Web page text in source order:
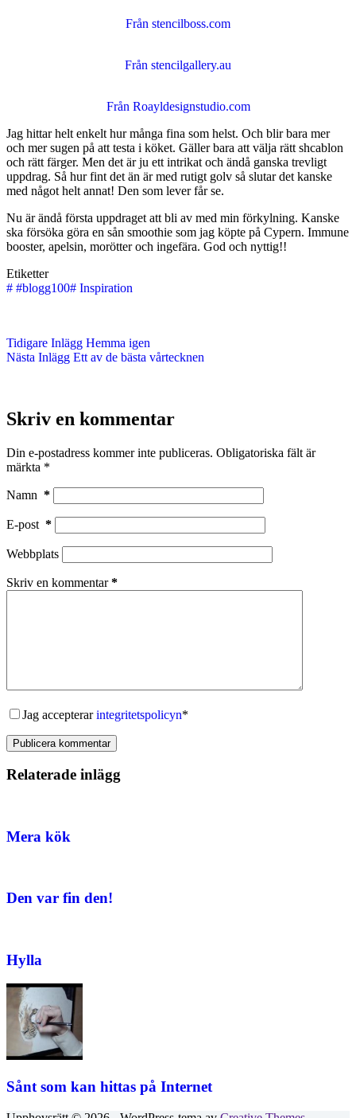
Från stencilboss.com
Från stencilgallery.au
Från Roayldesignstudio.com
Jag hittar helt enkelt hur många fina som helst. Och blir bara mer
och mer sugen på att testa i köket. Gäller bara att välja rätt shcablon
och rätt färger. Men det är ju ett intrikat och ändå ganska trevligt
uppdrag. Så hur fint det än är med rutigt golv så slutar det kanske
med något helt annat! Den som lever får se.
Nu är ändå första uppdraget att bli av med min förkylning. Kanske
ska försöka göra en sån smoothie som jag köpte på Cypern. Immune
booster, apelsin, morötter och ingefära. God och nyttig!!
Etiketter
# #blogg100# Inspiration
Tidigare Inlägg Hemma igen
Nästa Inlägg Ett av de bästa vårtecknen
Skriv en kommentar
Din e-postadress kommer inte publiceras. Obligatoriska fält är
märkta *
Namn *
E-post *
Webbplats
Skriv en kommentar*
Jag accepterarintegritetspolicyn*
Publicera kommentar
Relaterade inlägg
Mera kök
Den var fin den!
Hylla
Sånt som kan hittas på Internet